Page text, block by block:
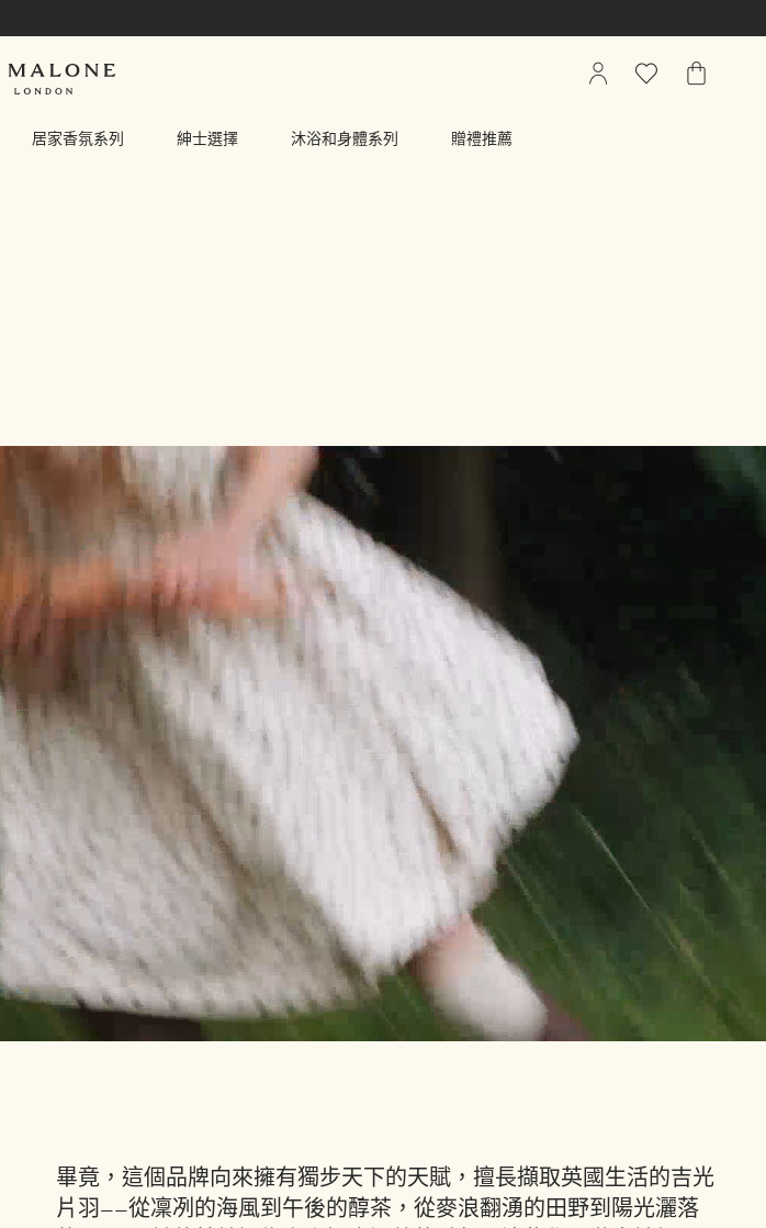
居家香氛系列 紳士選擇 沐浴和身體系列 贈禮推薦
我
心
我
畢竟，這個品牌向來擁有獨步天下的天賦，擅長擷取英國生活的吉光
片羽——從凜冽的海風到午後的醇茶，從麥浪翻湧的田野到陽光灑落